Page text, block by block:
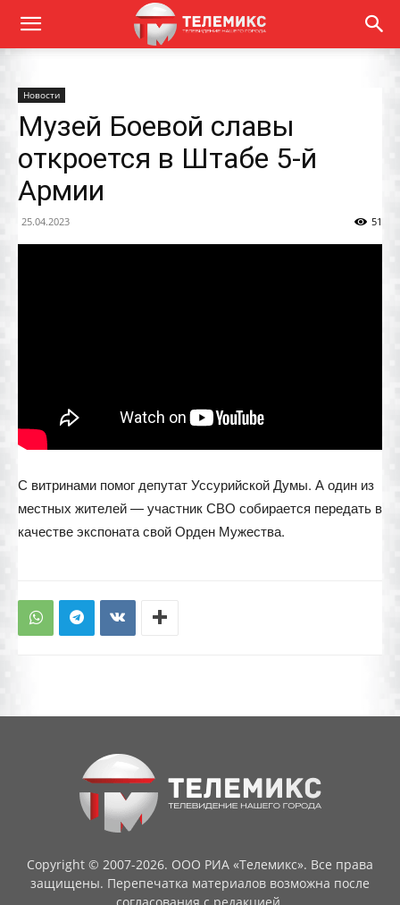
Новости
Музей Боевой славы
откроется в Штабе 5-й
Армии
25.04.2023 51
С витринами помог депутат Уссурийской Думы. А один из
местных жителей — участник СВО собирается передать в
качестве экспоната свой Орден Мужества.
Copyright © 2007-2026. ООО РИА «Телемикс». Все права
защищены. Перепечатка материалов возможна после
согласования с редакцией.